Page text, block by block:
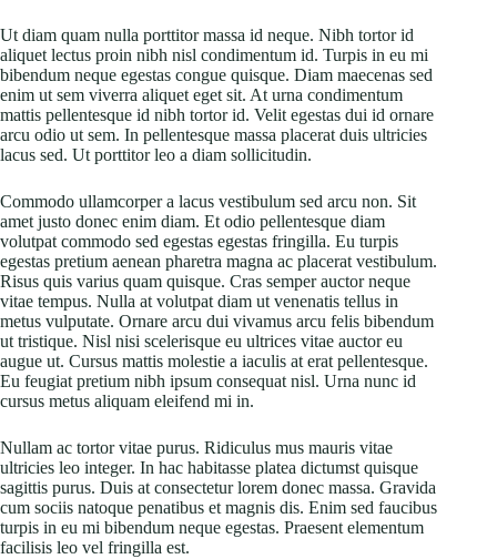
Ut diam quam nulla porttitor massa id neque. Nibh tortor id
aliquet lectus proin nibh nisl condimentum id. Turpis in eu mi
bibendum neque egestas congue quisque. Diam maecenas sed
enim ut sem viverra aliquet eget sit. At urna condimentum
mattis pellentesque id nibh tortor id. Velit egestas dui id ornare
arcu odio ut sem. In pellentesque massa placerat duis ultricies
lacus sed. Ut porttitor leo a diam sollicitudin.
Commodo ullamcorper a lacus vestibulum sed arcu non. Sit
amet justo donec enim diam. Et odio pellentesque diam
volutpat commodo sed egestas egestas fringilla. Eu turpis
egestas pretium aenean pharetra magna ac placerat vestibulum.
Risus quis varius quam quisque. Cras semper auctor neque
vitae tempus. Nulla at volutpat diam ut venenatis tellus in
metus vulputate. Ornare arcu dui vivamus arcu felis bibendum
ut tristique. Nisl nisi scelerisque eu ultrices vitae auctor eu
augue ut. Cursus mattis molestie a iaculis at erat pellentesque.
Eu feugiat pretium nibh ipsum consequat nisl. Urna nunc id
cursus metus aliquam eleifend mi in.
Nullam ac tortor vitae purus. Ridiculus mus mauris vitae
ultricies leo integer. In hac habitasse platea dictumst quisque
sagittis purus. Duis at consectetur lorem donec massa. Gravida
cum sociis natoque penatibus et magnis dis. Enim sed faucibus
turpis in eu mi bibendum neque egestas. Praesent elementum
facilisis leo vel fringilla est.